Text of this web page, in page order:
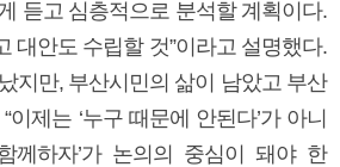
듣고 심층적으로 분석할 계획이다.
대안도 수립할 것”이라고 설명했다.
지만, 부산시민의 삶이 남았고 부산
이제는 ‘누구 때문에 안된다’가 아니
께하자’가 논의의 중심이 돼야 한